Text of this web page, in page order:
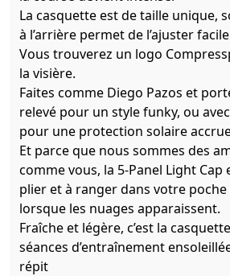
La casquette est de taille unique,
à l’arrière permet de l’ajuster
Vous trouverez un logo
la visière.
Faites comme Diego Pazos et
relevé pour un style funky, ou
pour une protection solaire
Et parce que nous sommes des
comme vous, la 5-Panel Light Cap
plier et à ranger dans votre
lorsque les nuages apparaissent.
Fraîche et légère, c’est la
séances d’entraînement
répit